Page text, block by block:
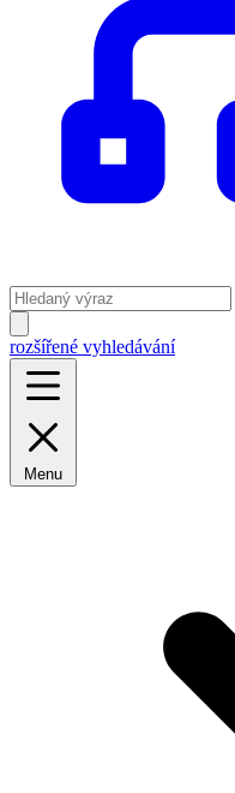
rozšířené vyhledávání
Menu